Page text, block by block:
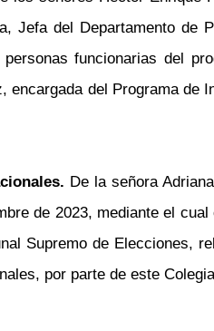
Jefa del Departamento de
funcionarias del
encargada del Programa de
De la señora
de 2023, mediante el cual
Supremo de Elecciones,
por parte de este